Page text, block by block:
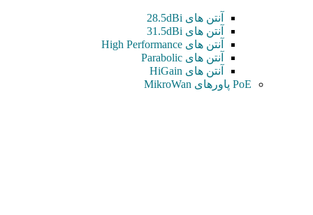
آنتن های 28.5dBi
آنتن های 31.5dBi
آنتن های High Performance
آنتن های Parabolic
آنتن های HiGain
PoE پاورهای MikroWan